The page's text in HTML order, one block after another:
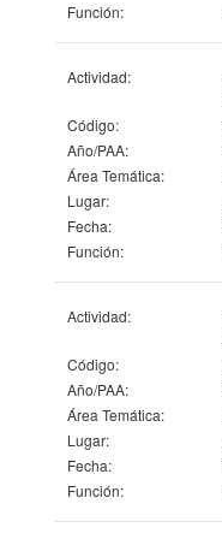
Función:
Actividad:
Código:
Año/PAA:
Área Temática:
Lugar:
Fecha:
Función:
Actividad:
Código:
Año/PAA:
Área Temática:
Lugar:
Fecha:
Función: